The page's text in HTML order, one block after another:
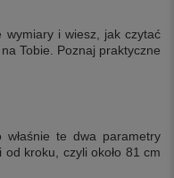
wymiary i wiesz, jak czytać
Tobie. Poznaj praktyczne
właśnie te dwa parametry
kroku, czyli około 81 cm